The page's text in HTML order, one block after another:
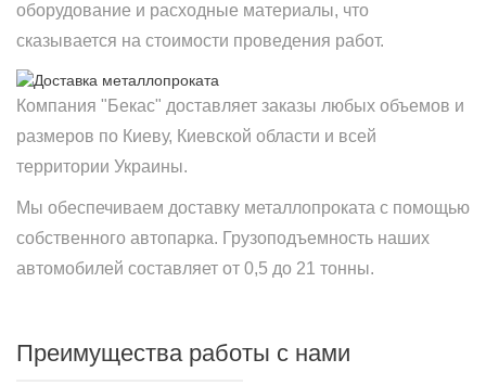
оборудование и расходные материалы, что
сказывается на стоимости проведения работ.
Компания "Бекас" доставляет заказы любых объемов и
размеров по Киеву, Киевской области и всей
территории Украины.
Мы обеспечиваем доставку металлопроката с помощью
собственного автопарка. Грузоподъемность наших
автомобилей составляет от 0,5 до 21 тонны.
Преимущества работы с нами